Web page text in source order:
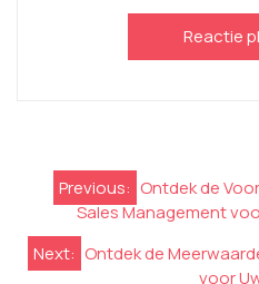
Previous: Ontdek de
Sales Management
Next: Ontdek de
voor